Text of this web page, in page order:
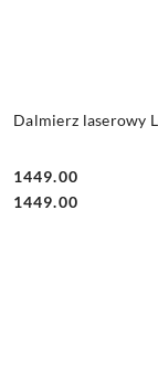
Dalmierz laserowy
Cena:
1449.00
Cena:
1449.00